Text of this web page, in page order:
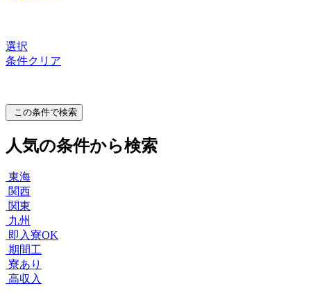
選択
条件クリア
この条件で検索
人気の条件から検索
東海
関西
関東
九州
即入寮OK
期間工
寮あり
高収入